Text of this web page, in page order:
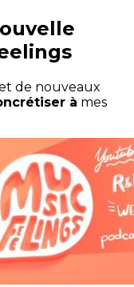
de nouveaux
à mes